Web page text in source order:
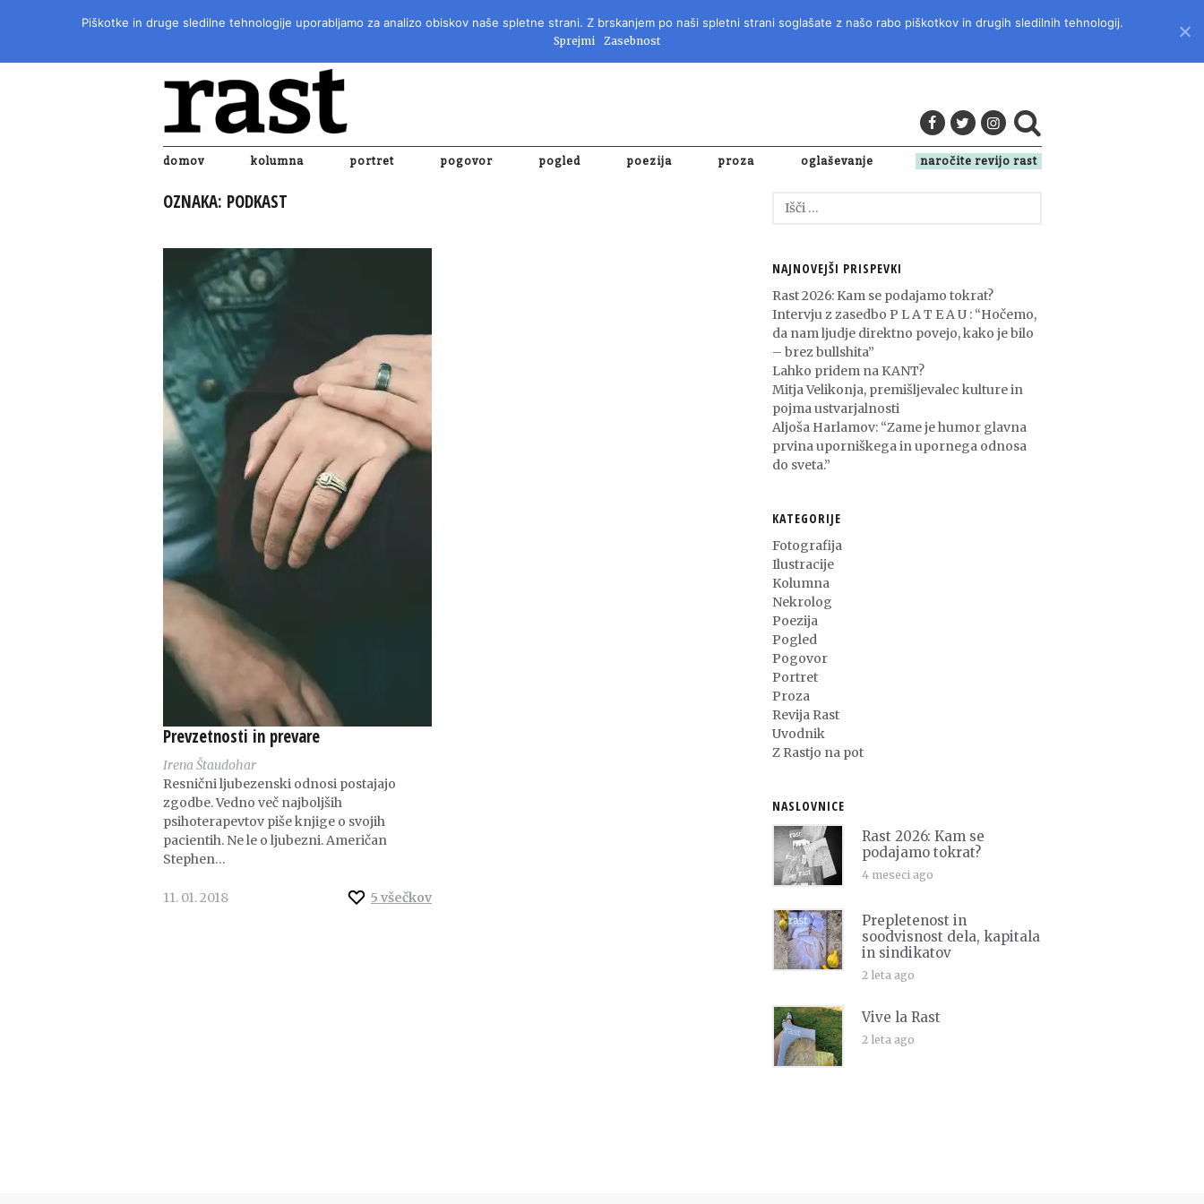
REVIJA ZA LITERATURO, KULTURO IN DRUŽBENA VPRAŠANJA
domov kolumna portret pogovor pogled poezija proza oglaševanje naročite revijo rast
OZNAKA: PODKAST
Prevzetnosti in prevare
Irena Štaudohar
Resnični ljubezenski odnosi postajajo
zgodbe. Vedno več najboljših
psihoterapevtov piše knjige o svojih
pacientih. Ne le o ljubezni. Američan
Stephen…
5 všečkov
11. 01. 2018
Išči:
NAJNOVEJŠI PRISPEVKI
Rast 2026: Kam se podajamo tokrat?
Intervju z zasedbo P L A T E A U : “Hočemo,
da nam ljudje direktno povejo, kako je bilo
– brez bullshita”
Lahko pridem na KANT?
Mitja Velikonja, premišljevalec kulture in
pojma ustvarjalnosti
Aljoša Harlamov: “Zame je humor glavna
prvina uporniškega in upornega odnosa
do sveta.”
KATEGORIJE
Fotografija
Ilustracije
Kolumna
Nekrolog
Poezija
Pogled
Pogovor
Portret
Proza
Revija Rast
Uvodnik
Z Rastjo na pot
NASLOVNICE
Rast 2026: Kam se
podajamo tokrat?
4 meseci ago
Prepletenost in
soodvisnost dela, kapitala
in sindikatov
2 leta ago
Vive la Rast
2 leta ago
Piškotke in druge sledilne tehnologije uporabljamo za analizo obiskov naše spletne strani. Z brskanjem po naši spletni strani soglašate z našo rabo piškotkov in drugih sledilnih tehnologij.
Sprejmi Zasebnost